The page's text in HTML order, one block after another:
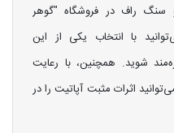
و سنگ راف در فروشگاه "گوهر
با انتخاب یکی از این
شوید. همچنین، با رعایت
اثرات مثبت آپاتیت را در